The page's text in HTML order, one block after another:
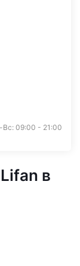
Вс: 09:00 - 21:00
в